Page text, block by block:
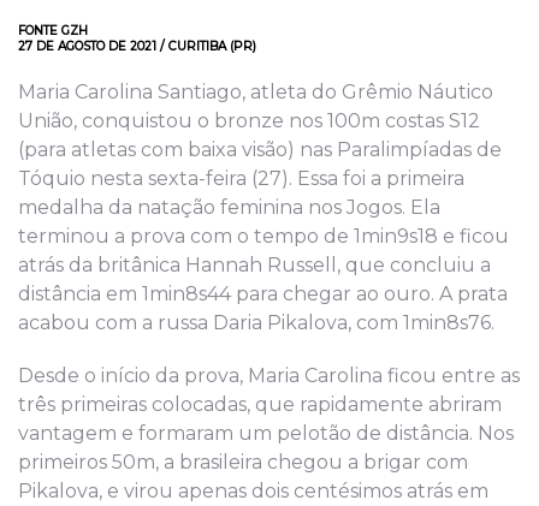
FONTE GZH
27 DE AGOSTO DE 2021 / CURITIBA (PR)
Maria Carolina Santiago, atleta do Grêmio Náutico
União, conquistou o bronze nos 100m costas S12
(para atletas com baixa visão) nas Paralimpíadas de
Tóquio nesta sexta-feira (27). Essa foi a primeira
medalha da natação feminina nos Jogos. Ela
terminou a prova com o tempo de 1min9s18 e ficou
atrás da britânica Hannah Russell, que concluiu a
distância em 1min8s44 para chegar ao ouro. A prata
acabou com a russa Daria Pikalova, com 1min8s76.
Desde o início da prova, Maria Carolina ficou entre as
três primeiras colocadas, que rapidamente abriram
vantagem e formaram um pelotão de distância. Nos
primeiros 50m, a brasileira chegou a brigar com
Pikalova, e virou apenas dois centésimos atrás em